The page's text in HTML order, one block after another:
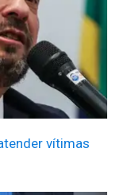
vítimas